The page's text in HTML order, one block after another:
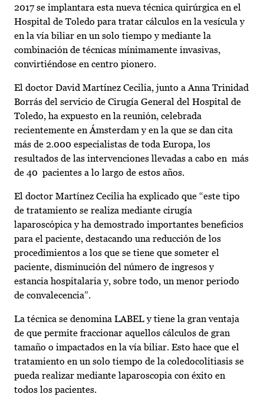
2017 se implantara esta nueva técnica quirúrgica en el
Hospital de Toledo para tratar cálculos en la vesícula y
en la vía biliar en un solo tiempo y mediante la
combinación de técnicas mínimamente invasivas,
convirtiéndose en centro pionero.
El doctor David Martínez Cecilia, junto a Anna Trinidad
Borrás del servicio de Cirugía General del Hospital de
Toledo, ha expuesto en la reunión, celebrada
recientemente en Ámsterdam y en la que se dan cita
más de 2.000 especialistas de toda Europa, los
resultados de las intervenciones llevadas a cabo en más
de 40 pacientes a lo largo de estos años.
El doctor Martínez Cecilia ha explicado que “este tipo
de tratamiento se realiza mediante cirugía
laparoscópica y ha demostrado importantes beneficios
para el paciente, destacando una reducción de los
procedimientos a los que se tiene que someter el
paciente, disminución del número de ingresos y
estancia hospitalaria y, sobre todo, un menor periodo
de convalecencia”.
La técnica se denomina LABEL y tiene la gran ventaja
de que permite fraccionar aquellos cálculos de gran
tamaño o impactados en la vía biliar. Esto hace que el
tratamiento en un solo tiempo de la coledocolitiasis se
pueda realizar mediante laparoscopia con éxito en
todos los pacientes.